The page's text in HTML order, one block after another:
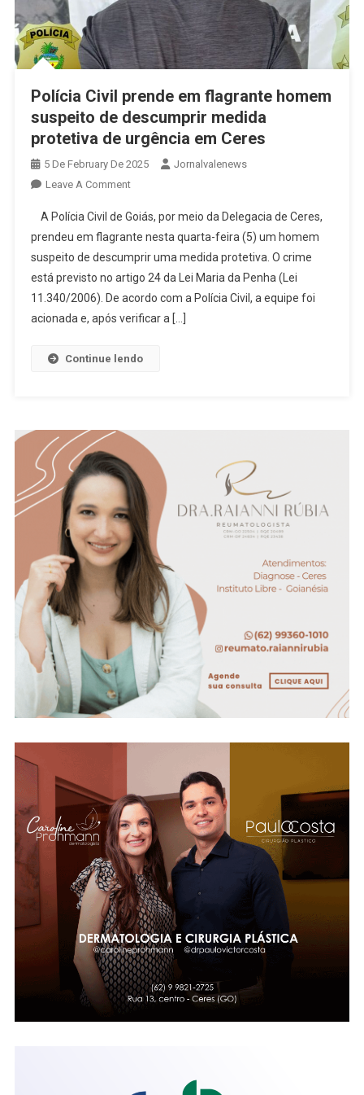
Polícia Civil prende em flagrante homem
suspeito de descumprir medida
protetiva de urgência em Ceres
5 De February De 2025
Jornalvalenews
Leave A CommentOn
Civil
Prende
Em
Flagrante
Homem
Suspeito
Descumprir
Em
Ceres
A Polícia Civil de Goiás, por meio da Delegacia de Ceres,
prendeu em flagrante nesta quarta-feira (5) um homem
suspeito de descumprir uma medida protetiva. O crime
está previsto no artigo 24 da Lei Maria da Penha (Lei
11.340/2006). De acordo com a Polícia Civil, a equipe foi
acionada e, após verificar a […]
Continue lendo